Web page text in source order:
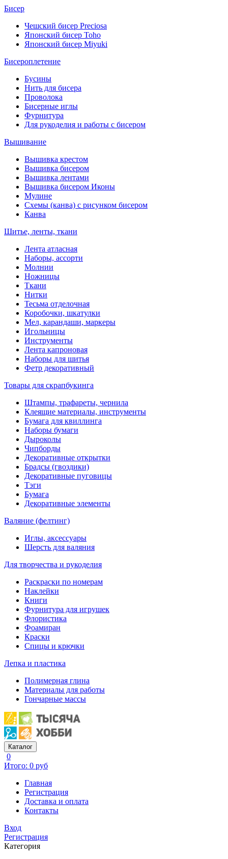
Бисер
Чешский бисер Preciosa
Японский бисер Toho
Японский бисер Miyuki
Бисероплетение
Бусины
Нить для бисера
Проволока
Бисерные иглы
Фурнитура
Для рукоделия и работы с бисером
Вышивание
Вышивка крестом
Вышивка бисером
Вышивка лентами
Вышивка бисером Иконы
Мулине
Схемы (канва) с рисунком бисером
Канва
Шитье, ленты, ткани
Лента атласная
Наборы, ассорти
Молнии
Ножницы
Ткани
Нитки
Тесьма отделочная
Коробочки, шкатулки
Мел, карандаши, маркеры
Игольницы
Инструменты
Лента капроновая
Наборы для шитья
Фетр декоративный
Товары для скрапбукинга
Штампы, трафареты, чернила
Клеящие материалы, инструменты
Бумага для квиллинга
Наборы бумаги
Дыроколы
Чипборды
Декоративные открытки
Брадсы (гвоздики)
Декоративные пуговицы
Тэги
Бумага
Декоративные элементы
Валяние (фелтинг)
Иглы, аксессуары
Шерсть для валяния
Для творчества и рукоделия
Раскраски по номерам
Наклейки
Книги
Фурнитура для игрушек
Флористика
Фоамиран
Краски
Спицы и крючки
Лепка и пластика
Полимерная глина
Материалы для работы
Гончарные массы
Каталог
0
Итого: 0 руб
Главная
Регистрация
Доставка и оплата
Контакты
Вход
Регистрация
Категория